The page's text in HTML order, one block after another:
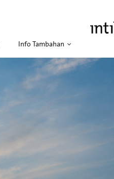
Info Tambahan